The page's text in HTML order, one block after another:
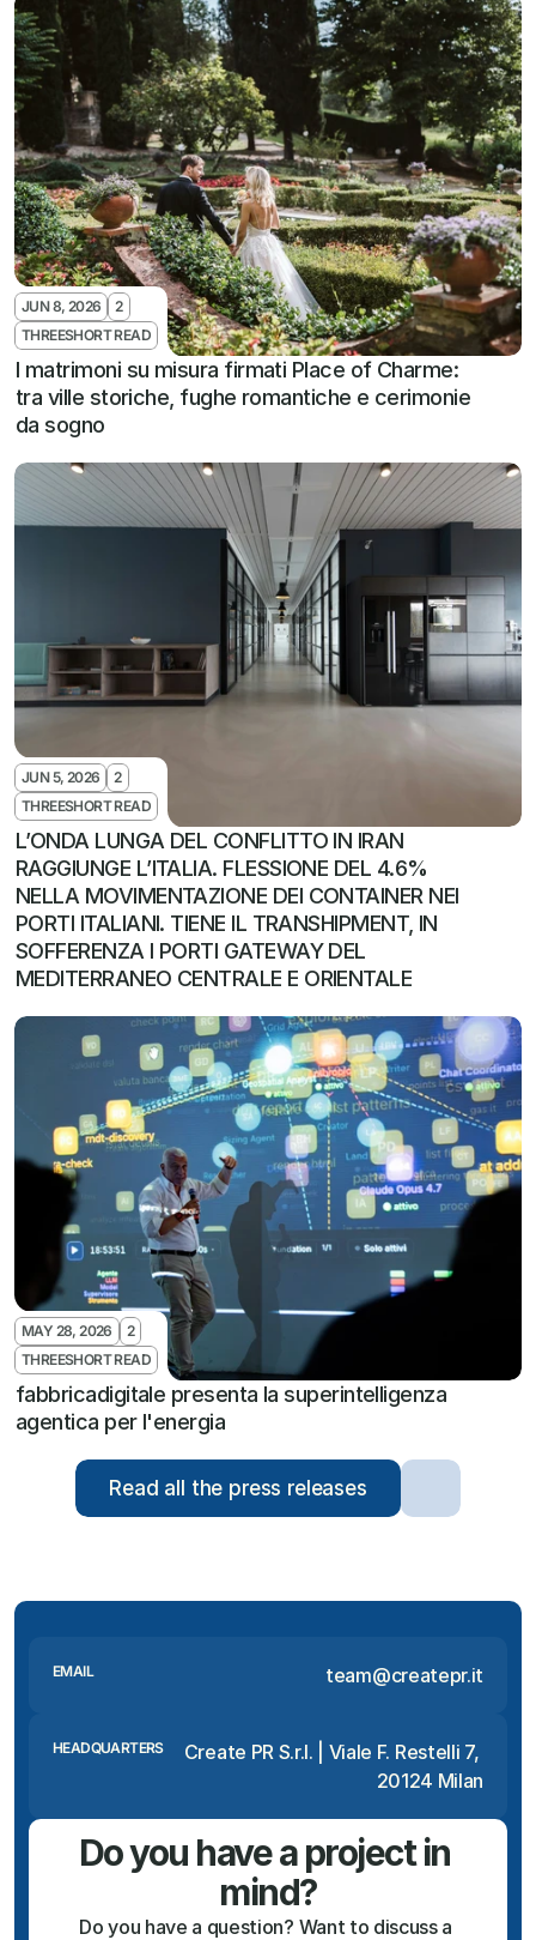
JUN 8, 2026
2
THREESHORT READ
I matrimoni su misura firmati Place of Charme:
tra ville storiche, fughe romantiche e cerimonie
da sogno
JUN 5, 2026
2
THREESHORT READ
L’ONDA LUNGA DEL CONFLITTO IN IRAN
RAGGIUNGE L’ITALIA. FLESSIONE DEL 4.6%
NELLA MOVIMENTAZIONE DEI CONTAINER NEI
PORTI ITALIANI. TIENE IL TRANSHIPMENT, IN
SOFFERENZA I PORTI GATEWAY DEL
MEDITERRANEO CENTRALE E ORIENTALE
MAY 28, 2026
2
THREESHORT READ
fabbricadigitale presenta la superintelligenza
agentica per l'energia
Read all the press releases
EMAIL team@createpr.it
HEADQUARTERS
Create PR S.r.l. | Viale F. Restelli 7,
20124 Milan
Do you have a project in
mind?
Do you have a question? Want to discuss a